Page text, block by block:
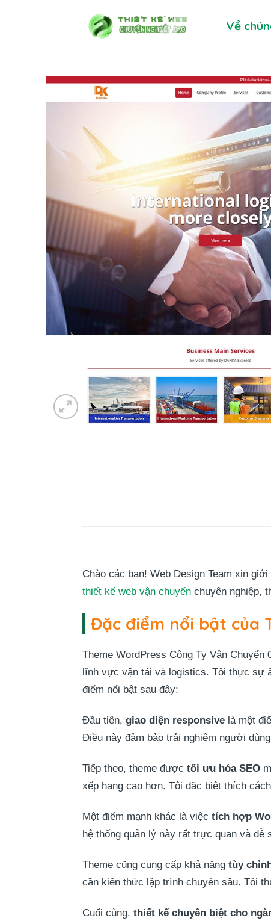
Về
Chào các bạn! Web Design Team xin
thiết kế web vận chuyển chuyên nghiệp,
Đặc điểm nổi bật của
Theme WordPress Công Ty Vận
lĩnh vực vận tải và logistics. Tôi thực sự
điểm nổi bật sau đây:
Đầu tiên, giao diện responsive là một
Điều này đảm bảo trải nghiệm người
Tiếp theo, theme được tối ưu hóa SEO
xếp hạng cao hơn. Tôi đặc biệt thích
Một điểm mạnh khác là việc tích hợp
hệ thống quản lý này rất trực quan và
Theme cũng cung cấp khả năng tùy
cần kiến thức lập trình chuyên sâu. Tôi
Cuối cùng, thiết kế chuyên biệt cho